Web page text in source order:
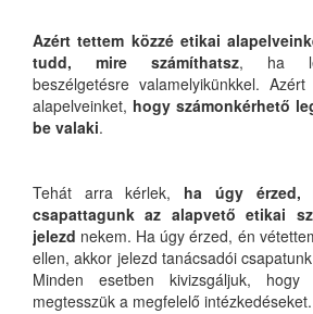
Azért tettem közzé etikai
tudd, mire számíthatsz, ha
beszélgetésre valamelyikünkkel.
alapelveinket, hogy számonkérhető
be valaki.
Tehát arra kérlek, ha úgy érzed,
csapattagunk az alapvető etikai
jelezd nekem. Ha úgy érzed, én
ellen, akkor jelezd tanácsadói
Minden esetben kivizsgáljuk,
megtesszük a megfelelő intézkedéseket.